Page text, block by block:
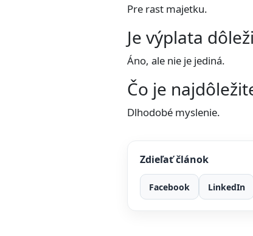
Pre rast majetku.
Je výplata
Áno, ale nie je jediná.
Čo je
Dlhodobé myslenie.
Zdieľať článok
Facebook LinkedIn